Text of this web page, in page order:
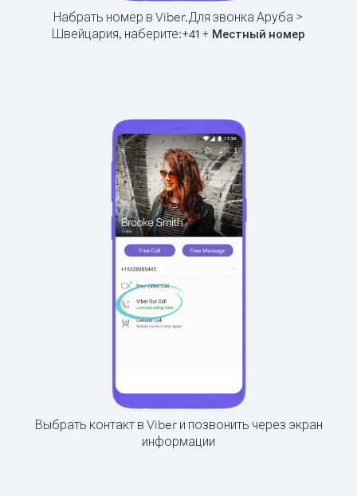
Набрать номер в Viber.Для звонка Аруба >
Швейцария, наберите:+41 + Местный номер
Выбрать контакт в Viber и позвонить через экран
информации